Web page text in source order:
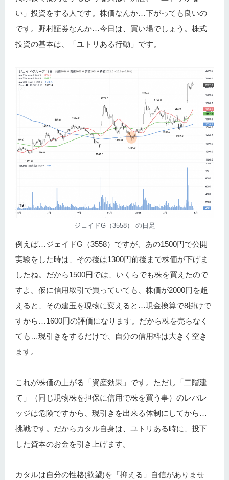
い」投資をする人です。株価なんか…下がっても良いの
です。野村証券なんか…今日は、買い場でしょう。株式
投資の基本は、「ユトリある行動」です。
ジェイドG（3558） の日足
例えば…ジェイドG（3558）ですが、あの1500円で公開
実験をした時は、その後は1300円前後まで株価が下げま
したね。だから1500円では、いくらでも株を買えたので
すよ。仮に信用取引で買っていても、株価が2000円を超
えると、その建玉を現物に変えると…現金換算で8掛けで
すから…1600円の評価になります。だから株を売らなく
ても…現引きをするだけで、自分の信用枠は大きく空き
ます。
これが株価の上がる「資産効果」です。ただし「二階建
て」（同じ現物株を担保に信用で株を買う事）のレバレ
ッジは危険ですから、現引きを出来る体制にしてから…
挑戦です。だからカタル自身は、ユトリある時に、投下
した資本のお金を引き上げます。
カタルは自分の性格(欲望)を「抑える」自信がありませ